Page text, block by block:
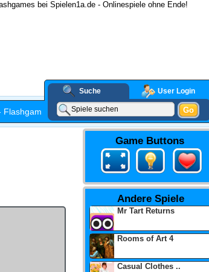
bei Spielen1a.de - Onlinespiele ohne Ende!
Suche User Login
Go
Game Buttons
Andere Spiele
Mr Tart Returns
Rooms of Art 4
Casual Clothes ..